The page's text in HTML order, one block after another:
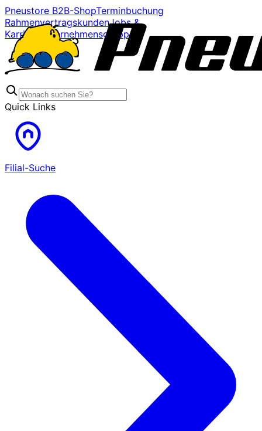
Pneustore B2B-ShopTerminbuchung
RahmenvertragskundenJobs &
Karriere
Unternehmensgruppe
Quick Links
Filial-Suche